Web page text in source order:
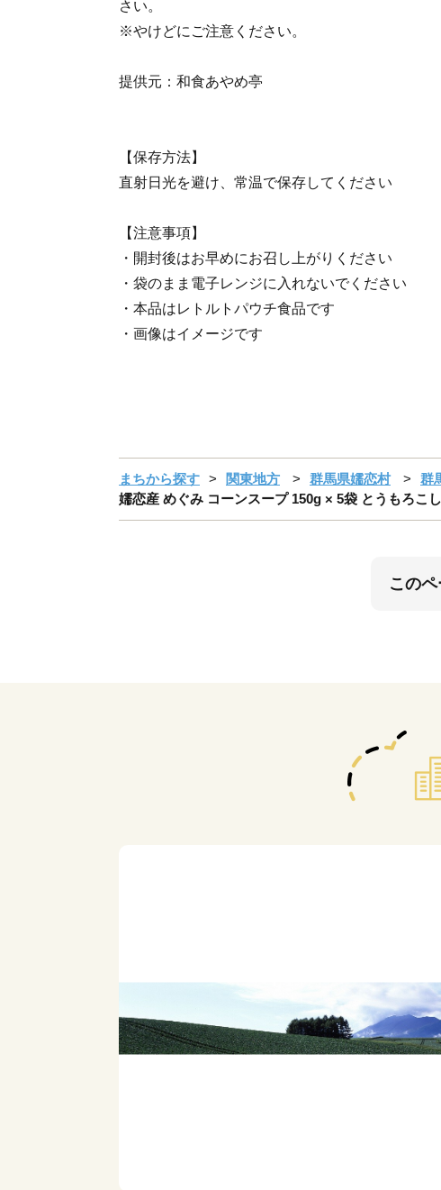
さい。
※やけどにご注意ください。
提供元：和食あやめ亭
【保存方法】
直射日光を避け、常温で保存してください
【注意事項】
・開封後はお早めにお召し上がりください
・袋のまま電子レンジに入れないでください
・本品はレトルトパウチ食品です
・画像はイメージです
まちから探す 関東地方 群馬県嬬恋村
群
嬬恋産 めぐみ コーンスープ 150g × 5袋 とうもろこ
この